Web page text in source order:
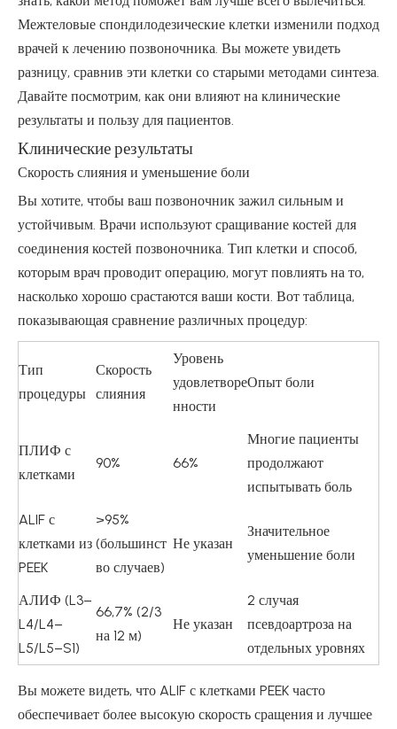
Межтеловые спондилодезические клетки изменили подход
врачей к лечению позвоночника. Вы можете увидеть
разницу, сравнив эти клетки со старыми методами синтеза.
Давайте посмотрим, как они влияют на клинические
результаты и пользу для пациентов.
Клинические результаты
Скорость слияния и уменьшение боли
Вы хотите, чтобы ваш позвоночник зажил сильным и
устойчивым. Врачи используют сращивание костей для
соединения костей позвоночника. Тип клетки и способ,
которым врач проводит операцию, могут повлиять на то,
насколько хорошо срастаются ваши кости. Вот таблица,
показывающая сравнение различных процедур:
Тип
процедуры
Скорость
слияния
Уровень
удовлетворе
нности
Опыт боли
ПЛИФ с
клетками
90% 66%
Многие пациенты
продолжают
испытывать боль
ALIF с
клетками из
PEEK
>95%
(большинст
во случаев)
Не указан
Значительное
уменьшение боли
АЛИФ (L3–
L4/L4–
L5/L5–S1)
66,7% (2/3
на 12 м)
Не указан
2 случая
псевдоартроза на
отдельных уровнях
Вы можете видеть, что ALIF с клетками PEEK часто
обеспечивает более высокую скорость сращения и лучшее